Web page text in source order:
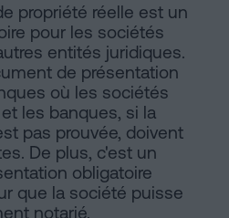
propriété réelle est un
pour les sociétés
entités juridiques.
de présentation
où les sociétés
les banques, si la
pas prouvée, doivent
De plus, c'est un
obligatoire
que la société puisse
notarié.